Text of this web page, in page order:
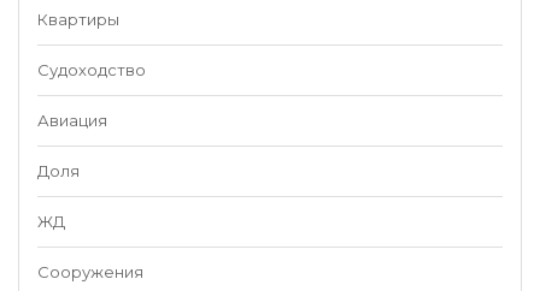
Квартиры
Судоходство
Авиация
Доля
ЖД
Сооружения